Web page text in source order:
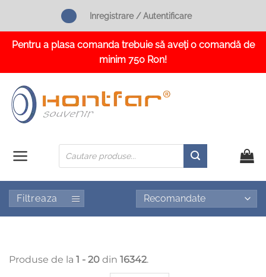
Inregistrare / Autentificare
Pentru a plasa comanda trebuie să aveți o comandă de
minim 750 Ron!
Products
search
Filtreaza
Produse de la 1 - 20 din 16342.